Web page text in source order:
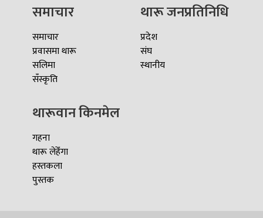
समाचार
समाचार
प्रवासमा थारू
सलिमा
सँस्कृति
थारू जनप्रतिनिधि
प्रदेश
संघ
स्थानीय
थारूवान किनमेल
गहना
थारू लेहेँगा
हस्तकला
पुस्तक